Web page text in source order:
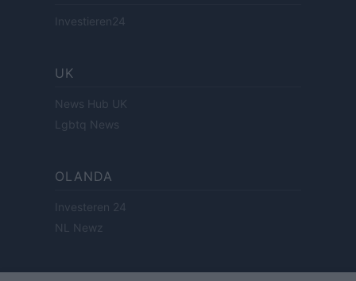
Investieren24
UK
News Hub UK
Lgbtq News
OLANDA
Investeren 24
NL Newz